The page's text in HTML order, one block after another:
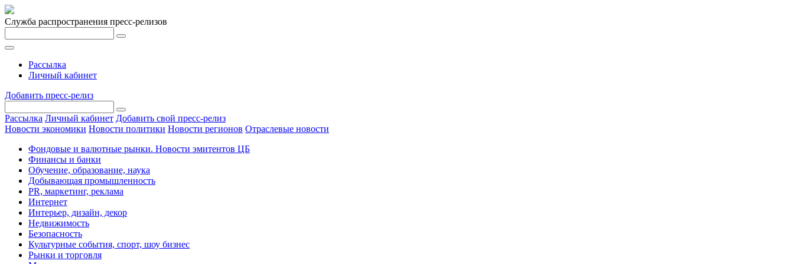
Служба распространения пресс-релизов
Рассылка
Личный кабинет
Добавить пресс-релиз
Рассылка Личный кабинет Добавить свой пресс-релиз
Новости экономики Новости политики Новости регионов Отраслевые новости
Фондовые и валютные рынки. Новости эмитентов ЦБ
Финансы и банки
Обучение, образование, наука
Добывающая промышленность
PR, маркетинг, реклама
Интернет
Интерьер, дизайн, декор
Недвижимость
Безопасность
Культурные события, спорт, шоу бизнес
Рынки и торговля